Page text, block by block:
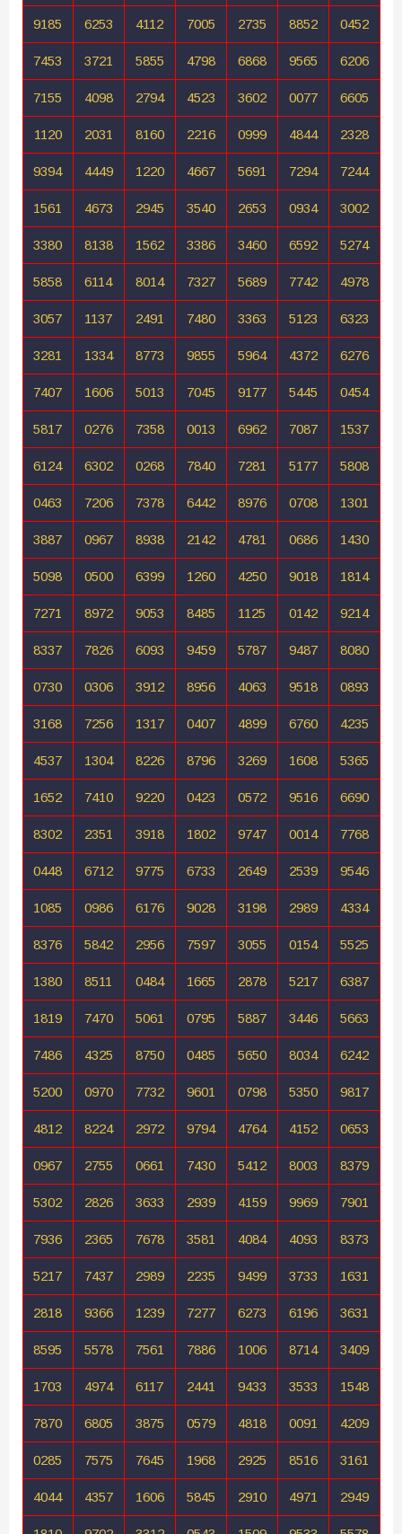
9185 6253 4112 7005 2735 8852 0452
7453 3721 5855 4798 6868 9565 6206
7155 4098 2794 4523 3602 0077 6605
1120 2031 8160 2216 0999 4844 2328
9394 4449 1220 4667 5691 7294 7244
1561 4673 2945 3540 2653 0934 3002
3380 8138 1562 3386 3460 6592 5274
5858 6114 8014 7327 5689 7742 4978
3057 1137 2491 7480 3363 5123 6323
3281 1334 8773 9855 5964 4372 6276
7407 1606 5013 7045 9177 5445 0454
5817 0276 7358 0013 6962 7087 1537
6124 6302 0268 7840 7281 5177 5808
0463 7206 7378 6442 8976 0708 1301
3887 0967 8938 2142 4781 0686 1430
5098 0500 6399 1260 4250 9018 1814
7271 8972 9053 8485 1125 0142 9214
8337 7826 6093 9459 5787 9487 8080
0730 0306 3912 8956 4063 9518 0893
3168 7256 1317 0407 4899 6760 4235
4537 1304 8226 8796 3269 1608 5365
1652 7410 9220 0423 0572 9516 6690
8302 2351 3918 1802 9747 0014 7768
0448 6712 9775 6733 2649 2539 9546
1085 0986 6176 9028 3198 2989 4334
8376 5842 2956 7597 3055 0154 5525
1380 8511 0484 1665 2878 5217 6387
1819 7470 5061 0795 5887 3446 5663
7486 4325 8750 0485 5650 8034 6242
5200 0970 7732 9601 0798 5350 9817
4812 8224 2972 9794 4764 4152 0653
0967 2755 0661 7430 5412 8003 8379
5302 2826 3633 2939 4159 9969 7901
7936 2365 7678 3581 4084 4093 8373
5217 7437 2989 2235 9499 3733 1631
2818 9366 1239 7277 6273 6196 3631
8595 5578 7561 7886 1006 8714 3409
1703 4974 6117 2441 9433 3533 1548
7870 6805 3875 0579 4818 0091 4209
0285 7575 7645 1968 2925 8516 3161
4044 4357 1606 5845 2910 4971 2949